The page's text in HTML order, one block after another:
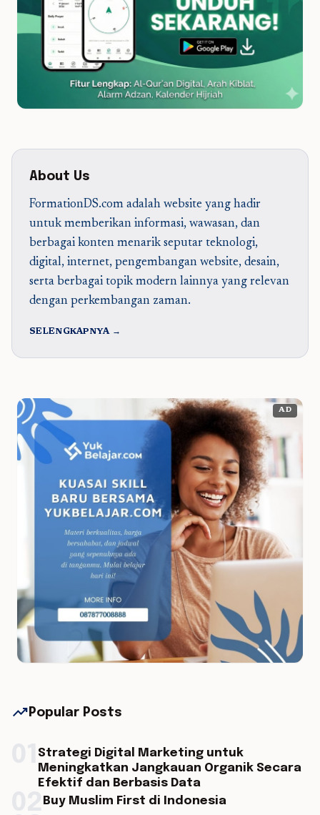
About Us
FormationDS.com adalah website yang hadir
untuk memberikan informasi, wawasan, dan
berbagai konten menarik seputar teknologi,
digital, internet, pengembangan website, desain,
serta berbagai topik modern lainnya yang relevan
dengan perkembangan zaman.
SELENGKAPNYA →
AD
trending_up Popular Posts
Strategi Digital Marketing untuk
Meningkatkan Jangkauan Organik Secara
Efektif dan Berbasis Data
Buy Muslim First di Indonesia